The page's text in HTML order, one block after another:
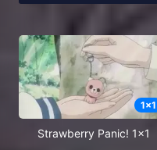
1x1
Strawberry Panic! 1x1